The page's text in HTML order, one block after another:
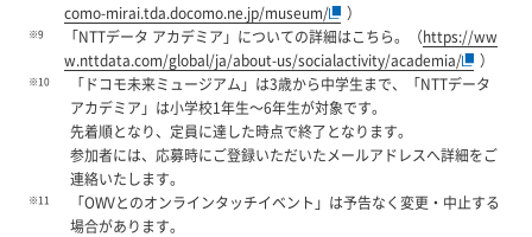
como-mirai.tda.docomo.ne.jp/museum/
）
※9 「NTTデータ アカデミア」についての詳細はこちら。（https://ww
w.nttdata.com/global/ja/about-us/socialactivity/academia/
）
※10
「ドコモ未来ミュージアム」は3歳から中学生まで、「NTTデータ
アカデミア」は小学校1年生～6年生が対象です。
先着順となり、定員に達した時点で終了となります。
参加者には、応募時にご登録いただいたメールアドレスへ詳細をご
連絡いたします。
※11
「OWVとのオンラインタッチイベント」は予告なく変更・中止する
場合があります。